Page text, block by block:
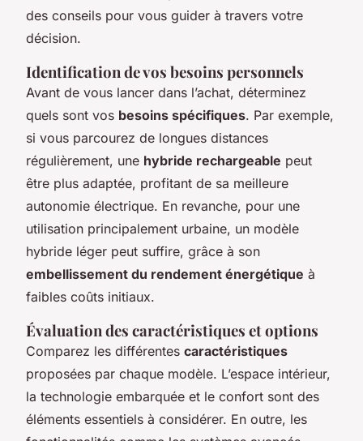
des conseils pour vous guider à travers votre
décision.
Identification de vos besoins personnels
Avant de vous lancer dans l’achat, déterminez
quels sont vos besoins spécifiques. Par exemple,
si vous parcourez de longues distances
régulièrement, une hybride rechargeable peut
être plus adaptée, profitant de sa meilleure
autonomie électrique. En revanche, pour une
utilisation principalement urbaine, un modèle
hybride léger peut suffire, grâce à son
embellissement du rendement énergétique à
faibles coûts initiaux.
Évaluation des caractéristiques et options
Comparez les différentes caractéristiques
proposées par chaque modèle. L’espace intérieur,
la technologie embarquée et le confort sont des
éléments essentiels à considérer. En outre, les